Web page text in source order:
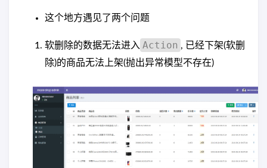
这个地方遇见了两个问题
软删除的数据无法进入 Action , 已经下架(软删
除)的商品无法上架(抛出异常模型不存在)